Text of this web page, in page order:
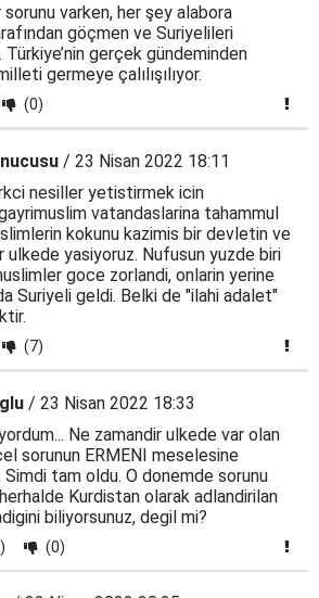
sorunu varken, her şey alabora
göçmen ve Suriyelileri
gerçek gündeminden
germeye çalılışılıyor.
(0)
/ 23 Nisan 2022 18:11
nesiller yetistirmek icin
vatandaslarina tahammul
kokunu kazimis bir devletin ve
ulkede yasiyoruz. Nufusun yuzde biri
goce zorlandi, onlarin yerine
Suriyeli geldi. Belki de "ilahi adalet"
(7)
/ 23 Nisan 2022 18:33
Ne zamandir ulkede var olan
sorunun ERMENI meselesine
tam oldu. O donemde sorunu
Kurdistan olarak adlandirilan
biliyorsunuz, degil mi?
(0)